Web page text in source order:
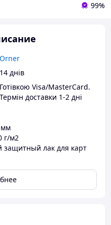
99%
Orner
14 днів
Готівкою Visa/MasterCard.
Термін доставки 1-2 дні
мм
г/м2
лак для карт